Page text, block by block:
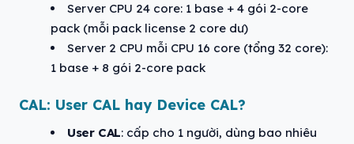
Server CPU 24 core: 1 base + 4 gói 2-core
pack (mỗi pack license 2 core dư)
Server 2 CPU mỗi CPU 16 core (tổng 32 core):
1 base + 8 gói 2-core pack
CAL: User CAL hay Device CAL?
User CAL: cấp cho 1 người, dùng bao nhiêu